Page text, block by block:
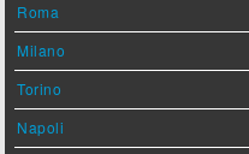
Roma
Milano
Torino
Napoli